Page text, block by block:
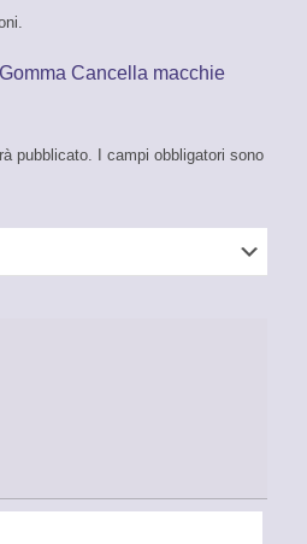
Cancella macchie
pubblicato.
I campi obbligatori sono